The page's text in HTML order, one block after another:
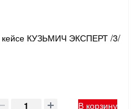
кейсе КУЗЬМИЧ ЭКСПЕРТ /3/
В корзину